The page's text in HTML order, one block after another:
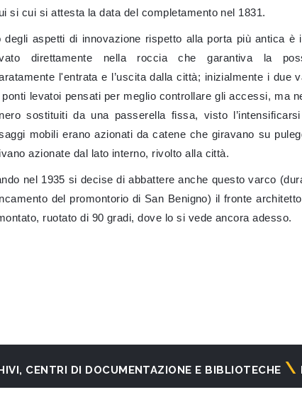
si cui si attesta la data del completamento nel 1831.
degli aspetti di innovazione rispetto alla porta più antica è
direttamente nella roccia che garantiva la
l'entrata e l’uscita dalla città; inizialmente i due
ponti levatoi pensati per meglio controllare gli accessi, ma
sostituiti da una passerella fissa, visto
mobili erano azionati da catene che giravano su
azionate dal lato interno, rivolto alla città.
nel 1935 si decise di abbattere anche questo varco
del promontorio di San Benigno) il fronte
ruotato di 90 gradi, dove lo si vede ancora adesso.
CENTRI DI DOCUMENTAZIONE E BIBLIOTECHE